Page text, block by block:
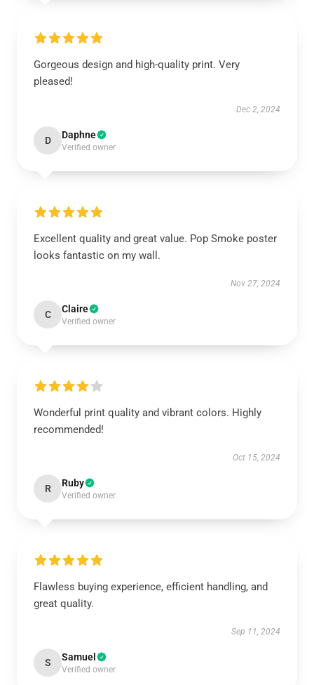
Gorgeous design and high-quality print. Very
pleased!
Dec 2, 2024
D Daphne
Verified owner
Excellent quality and great value. Pop Smoke poster
looks fantastic on my wall.
Nov 27, 2024
C Claire
Verified owner
Wonderful print quality and vibrant colors. Highly
recommended!
Oct 15, 2024
R Ruby
Verified owner
Flawless buying experience, efficient handling, and
great quality.
Sep 11, 2024
S Samuel
Verified owner